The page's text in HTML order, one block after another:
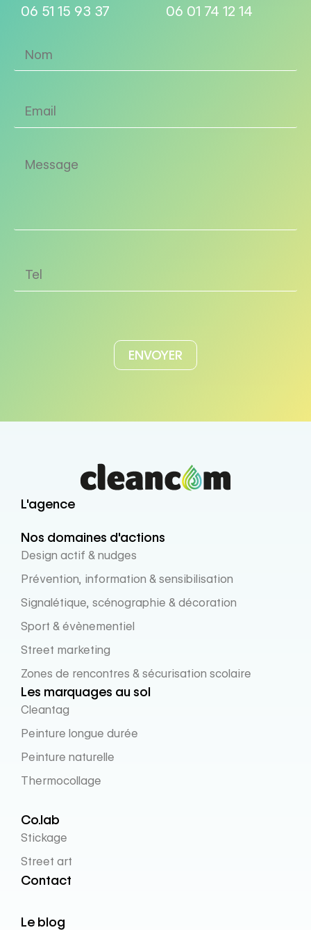
06 51 15 93 37
06 01 74 12 14
L'agence
Nos domaines d'actions
Design actif & nudges
Prévention, information & sensibilisation
Signalétique, scénographie & décoration
Sport & évènementiel
Street marketing
Zones de rencontres & sécurisation scolaire
Les marquages au sol
Cleantag
Peinture longue durée
Peinture naturelle
Thermocollage
Co.lab
Stickage
Street art
Contact
Le blog